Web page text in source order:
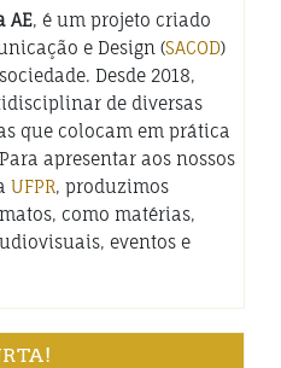
AE, é um projeto criado
e Design (SACOD)
Desde 2018,
de diversas
que colocam em prática
apresentar aos nossos
UFPR, produzimos
como matérias,
eventos e